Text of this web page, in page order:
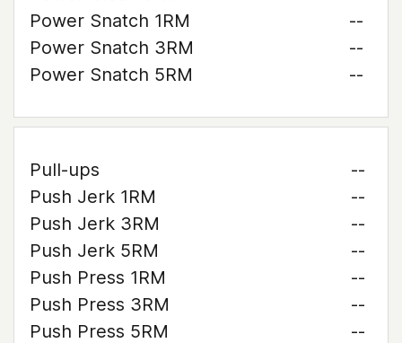
Power Snatch 1RM
--
Power Snatch 3RM
--
Power Snatch 5RM
--
Pull-ups
--
Push Jerk 1RM
--
Push Jerk 3RM
--
Push Jerk 5RM
--
Push Press 1RM
--
Push Press 3RM
--
Push Press 5RM
--